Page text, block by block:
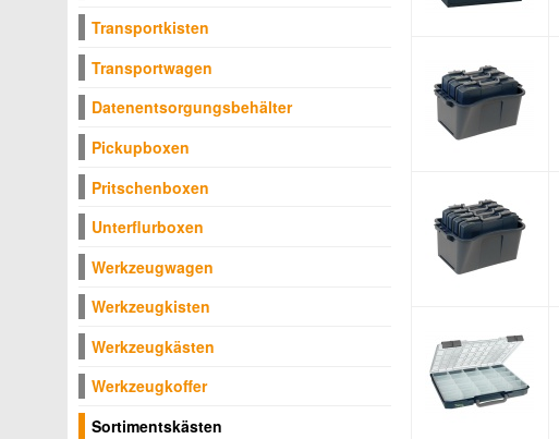
Transportkisten
Transportwagen
Datenentsorgungsbehälter
Pickupboxen
Pritschenboxen
Unterflurboxen
Werkzeugwagen
Werkzeugkisten
Werkzeugkästen
Werkzeugkoffer
Sortimentskästen